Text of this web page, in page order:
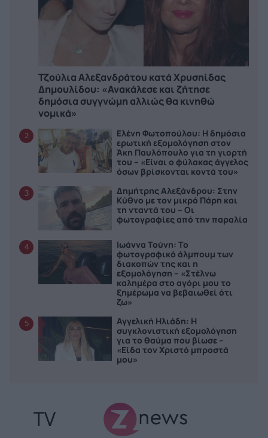
Τζούλια Αλεξανδράτου κατά Χρυσηίδας
Δημουλίδου: «Ανακάλεσε και ζήτησε
δημόσια συγγνώμη αλλιώς θα κινηθώ
νομικά»
2
Ελένη Φωτοπούλου: Η δημόσια
ερωτική εξομολόγηση στον
Άκη Παυλόπουλο για τη γιορτή
του – «Είναι ο φύλακας άγγελος
όσων βρίσκονται κοντά του»
3
Δημήτρης Αλεξάνδρου: Στην
Κύθνο με τον μικρό Πάρη και
τη νταντά του – Οι
φωτογραφίες από την παραλία
4
Ιωάννα Τούνη: Το
φωτογραφικό άλμπουμ των
διακοπών της και η
εξομολόγηση – «Στέλνω
καλημέρα στο αγόρι μου το
ξημέρωμα να βεβαιωθεί ότι
ζω»
5
Αγγελική Ηλιάδη: Η
συγκλονιστική εξομολόγηση
για το θαύμα που βίωσε –
«Είδα τον Χριστό μπροστά
μου»
TV